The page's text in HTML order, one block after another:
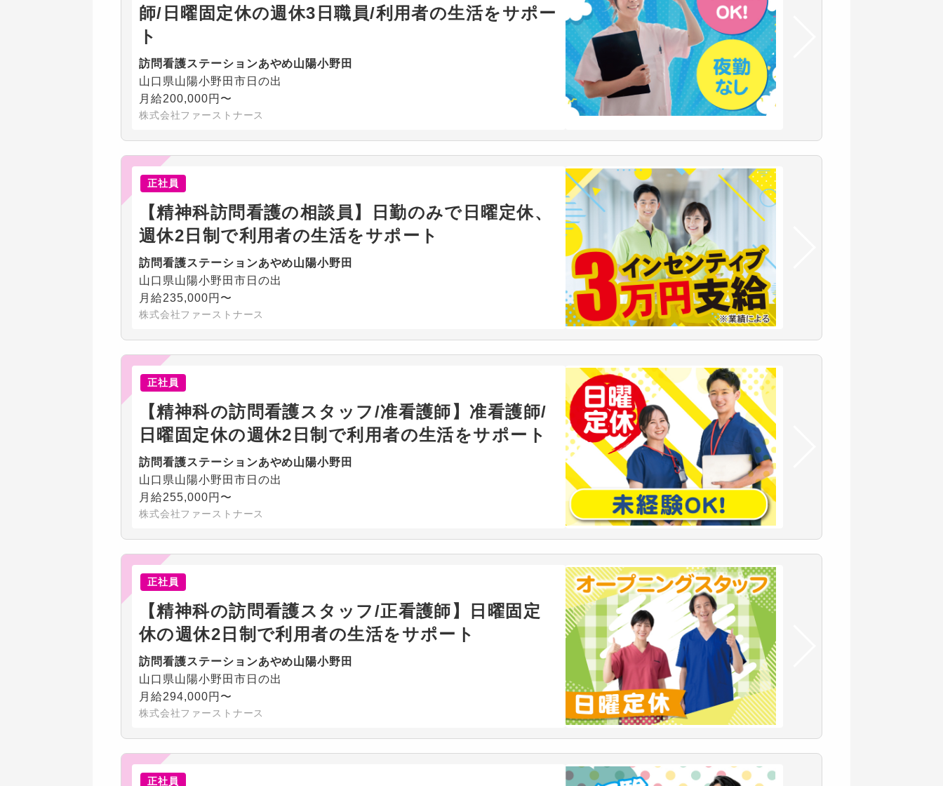
師/日曜固定休の週休3日職員/利用者の生活をサポー
ト
訪問看護ステーションあやめ山陽小野田
山口県山陽小野田市日の出
月給200,000円〜
株式会社ファーストナース
正社員
【精神科訪問看護の相談員】日勤のみで日曜定休、
週休2日制で利用者の生活をサポート
訪問看護ステーションあやめ山陽小野田
山口県山陽小野田市日の出
月給235,000円〜
株式会社ファーストナース
正社員
【精神科の訪問看護スタッフ/准看護師】准看護師/
日曜固定休の週休2日制で利用者の生活をサポート
訪問看護ステーションあやめ山陽小野田
山口県山陽小野田市日の出
月給255,000円〜
株式会社ファーストナース
正社員
【精神科の訪問看護スタッフ/正看護師】日曜固定
休の週休2日制で利用者の生活をサポート
訪問看護ステーションあやめ山陽小野田
山口県山陽小野田市日の出
月給294,000円〜
株式会社ファーストナース
正社員